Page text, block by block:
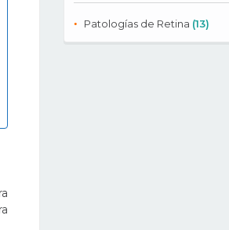
Patologías de Retina (13)